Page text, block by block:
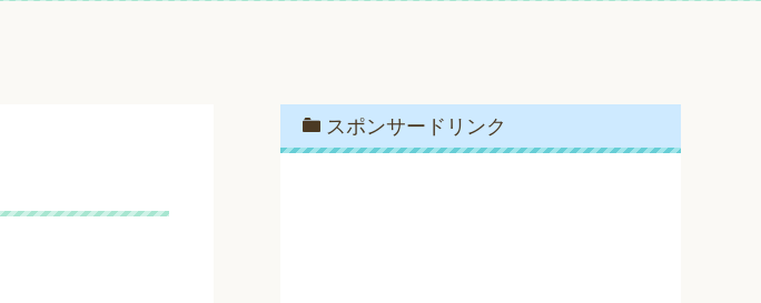
スポンサードリンク